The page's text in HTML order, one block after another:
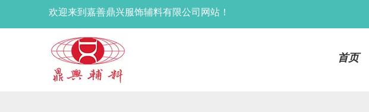
欢迎来到嘉善鼎兴服饰辅料有限公司网站！
首页